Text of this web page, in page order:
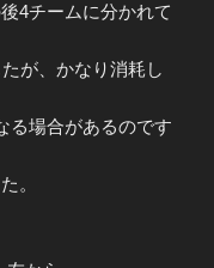
4チームに分かれて
が、かなり消耗し
る場合があるのです
。